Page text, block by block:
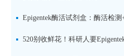
限时一口价，手慢无！
Epigentek酶活试剂盒：酶活检
双赋能，下单即赠京东卡
520别收鲜花！科研人要